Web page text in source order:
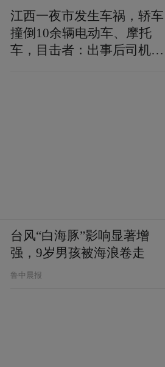
江西一夜市发生车祸，轿车
撞倒10余辆电动车、摩托
车，目击者：出事后司机一
台风“白海豚”影响显著增
强，9岁男孩被海浪卷走
鲁中晨报